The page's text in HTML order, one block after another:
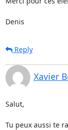
Denis
Reply
Xavier
Salut,
Tu peux aussi te